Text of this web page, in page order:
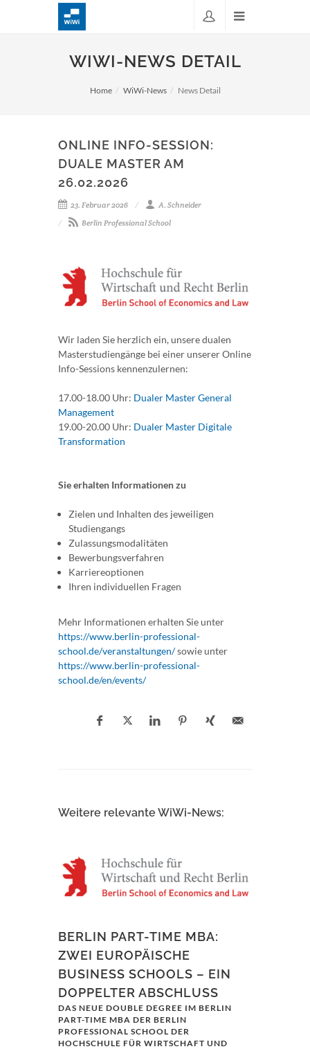
WIWI-NEWS DETAIL
Home WiWi-News News Detail
ONLINE INFO-SESSION:
DUALE MASTER AM
26.02.2026
23. Februar 2026
A. Schneider
Berlin Professional School
Wir laden Sie herzlich ein, unsere dualen
Masterstudiengänge bei einer unserer Online
Info-Sessions kennenzulernen:
17.00-18.00 Uhr: Dualer Master General
Management
19.00-20.00 Uhr: Dualer Master Digitale
Transformation
Sie erhalten Informationen zu
Zielen und Inhalten des jeweiligen
Studiengangs
Zulassungsmodalitäten
Bewerbungsverfahren
Karriereoptionen
Ihren individuellen Fragen
Mehr Informationen erhalten Sie unter
https://www.berlin-professional-
school.de/veranstaltungen/sowie unter
https://www.berlin-professional-
school.de/en/events/
Weitere relevante WiWi-News:
BERLIN PART-TIME MBA:
ZWEI EUROPÄISCHE
BUSINESS SCHOOLS – EIN
DOPPELTER ABSCHLUSS
DAS NEUE DOUBLE DEGREE IM BERLIN
PART-TIME MBA DER BERLIN
PROFESSIONAL SCHOOL DER
HOCHSCHULE FÜR WIRTSCHAFT UND